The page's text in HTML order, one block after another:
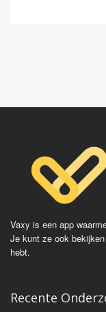
Vaxy is een app
Je kunt ze ook
hebt.
Recente